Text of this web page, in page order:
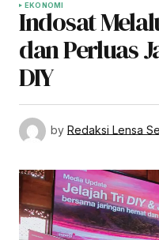
EKONOMI
Indosat
dan Perluas
DIY
by Redaksi Lensa